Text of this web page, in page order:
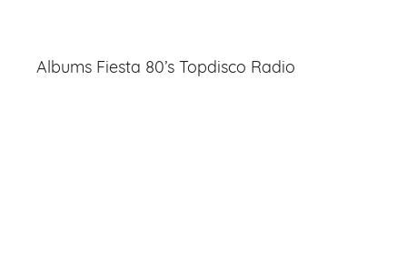
Albums Fiesta 80’s Topdisco Radio